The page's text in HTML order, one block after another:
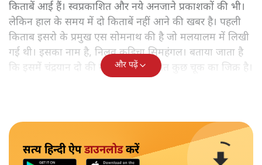
किताबें आई हैं। स्वप्रकाशित और नये अनजाने प्रकाशकों की भी।
लेकिन हाल के समय में दो किताबें नहीं आने की खबर है। पहली
किताब इसरो के प्रमुख एस सोमनाथ की है जो मलयालम में लिखी
गई थी। इसका नाम है, निलवु कुडिचा सिमहंगल। बताया जाता है
कि इसमें चंद्रयान दो की नाकामी से संबंधित कुछ चूक का जिक्र है।
और पढ़ें
सत्य हिन्दी ऐपडाउनलोडकरें